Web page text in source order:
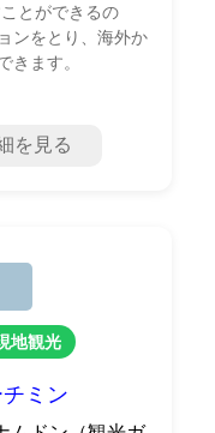
とができるの
ンをとり、海外か
きます。
を見る
観光
ミン